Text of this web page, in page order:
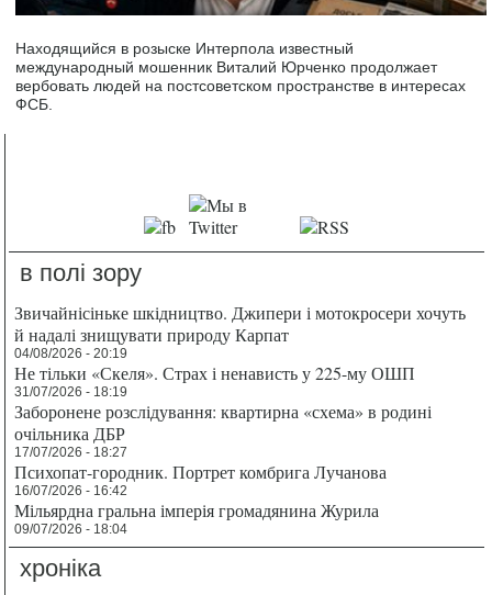
Находящийся в розыске Интерпола известный
международный мошенник Виталий Юрченко продолжает
вербовать людей на постсоветском пространстве в интересах
ФСБ.
в полі зору
Звичайнісіньке шкідництво. Джипери і мотокросери хочуть
й надалі знищувати природу Карпат
04/08/2026 - 20:19
Не тільки «Скеля». Страх і ненависть у 225-му ОШП
31/07/2026 - 18:19
Заборонене розслідування: квартирна «схема» в родині
очільника ДБР
17/07/2026 - 18:27
Психопат-городник. Портрет комбрига Лучанова
16/07/2026 - 16:42
Мільярдна гральна імперія громадянина Журила
09/07/2026 - 18:04
хроніка